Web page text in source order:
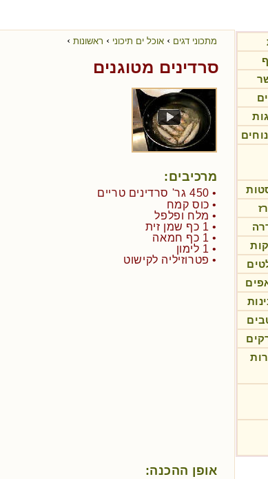
מתכוני דגים › אוכל ים תיכוני › ראשונות ›
סרדינים מטוגנים
מרכיבים:
• 450 גר' סרדינים טריים
• כוס קמח
• מלח ופלפל
• 1 כף שמן זית
• 1 כף חמאה
• 1 לימון
• פטרוזיליה לקישוט
אופן ההכנה: